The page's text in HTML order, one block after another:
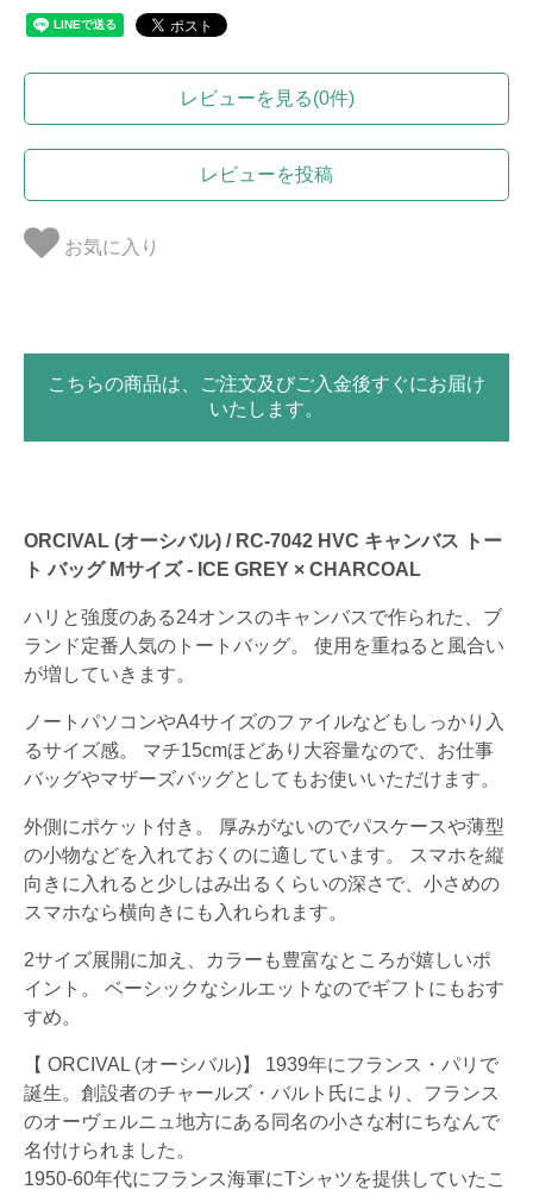
レビューを見る(0件)
レビューを投稿
お気に入り
こちらの商品は、ご注文及びご入金後すぐにお届け
いたします。
ORCIVAL (オーシバル) / RC-7042 HVC キャンバス トー
ト バッグ Mサイズ - ICE GREY × CHARCOAL
ハリと強度のある24オンスのキャンバスで作られた、ブ
ランド定番人気のトートバッグ。 使用を重ねると風合い
が増していきます。
ノートパソコンやA4サイズのファイルなどもしっかり入
るサイズ感。 マチ15cmほどあり大容量なので、お仕事
バッグやマザーズバッグとしてもお使いいただけます。
外側にポケット付き。 厚みがないのでパスケースや薄型
の小物などを入れておくのに適しています。 スマホを縦
向きに入れると少しはみ出るくらいの深さで、小さめの
スマホなら横向きにも入れられます。
2サイズ展開に加え、カラーも豊富なところが嬉しいポ
イント。 ベーシックなシルエットなのでギフトにもおす
すめ。
【 ORCIVAL (オーシバル)】 1939年にフランス・パリで
誕生。創設者のチャールズ・バルト氏により、フランス
のオーヴェルニュ地方にある同名の小さな村にちなんで
名付けられました。
1950-60年代にフランス海軍にTシャツを提供していたこ